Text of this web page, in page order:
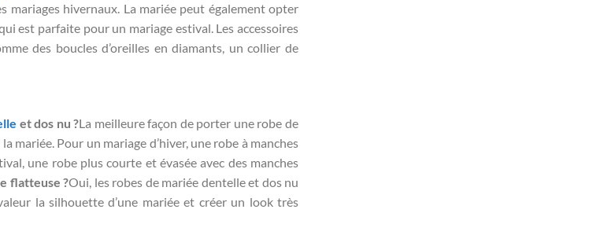
mariages hivernaux. La mariée peut également opter
est parfaite pour un mariage estival. Les accessoires
des boucles d’oreilles en diamants, un collier de
et dos nu ?La meilleure façon de porter une robe de
mariée. Pour un mariage d’hiver, une robe à manches
une robe plus courte et évasée avec des manches
flatteuse ?Oui, les robes de mariée dentelle et dos nu
la silhouette d’une mariée et créer un look très